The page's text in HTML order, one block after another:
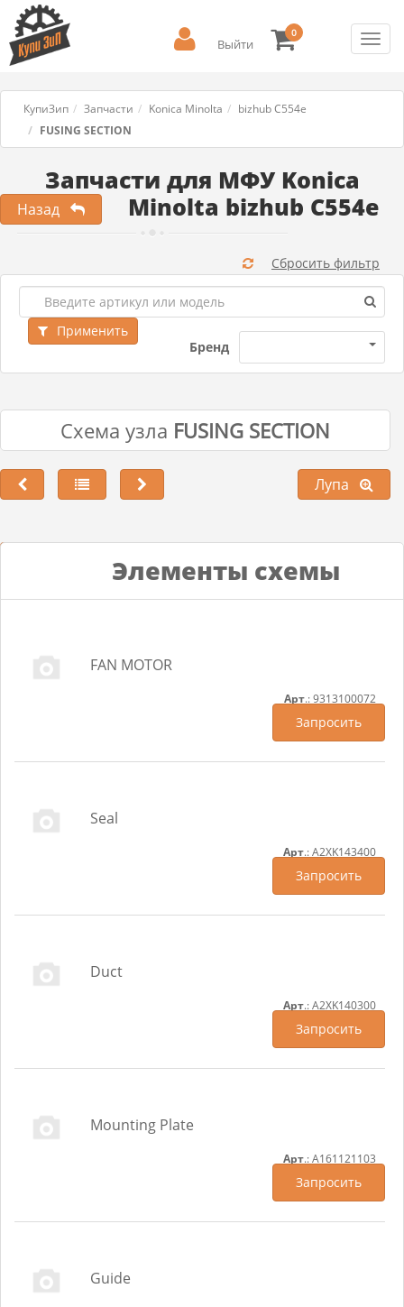
Выйти
0
КупиЗип Запчасти Konica Minolta
bizhub C554e
FUSING SECTION
Запчасти для МФУ Konica
Minolta bizhub C554e
Назад
Бренд
Применить
Сбросить фильтр
Схема узла FUSING SECTION
Лупа
Элементы схемы
FAN MOTOR
Арт.: 9313100072
Запросить
Seal
Арт.: A2XK143400
Запросить
Duct
Арт.: A2XK140300
Запросить
Mounting Plate
Арт.: A161121103
Запросить
Guide